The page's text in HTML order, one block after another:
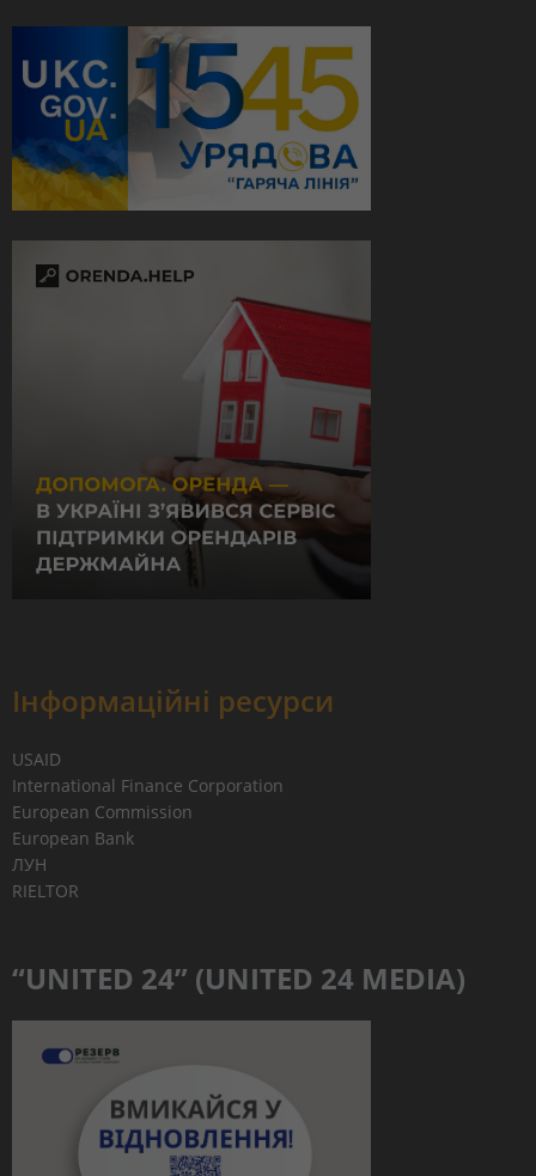
Інформаційні ресурси
USAID
International Finance Corporation
European Commission
European Bank
ЛУН
RIELTOR
“UNITED 24” (UNITED 24 MEDIA)